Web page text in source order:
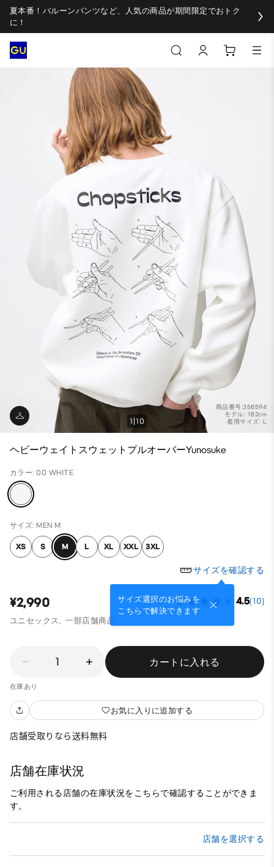
夏本番！バルーンパンツなど、人気の商品が期間限定でおトク
に！
商品番号:358594
モデル: 182cm
着用サイズ: L
1 10
ヘビーウェイトスウェットプルオーバーYunosuke
カラー: 00 WHITE
サイズ: MEN M
XS S M L XL XXL 3XL
サイズを確認する
サイズ選択のお悩みを
こちらで解決できます
¥2,990 4.5(10)
ユニセックス, 一部店舗商品
1 カートに入れる
在庫あり
お気に入りに追加する
店舗受取りなら送料無料
店舗在庫状況
ご利用される店舗の在庫状況をこちらで確認することができま
す。
店舗を選択する